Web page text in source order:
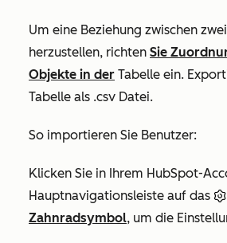
Um eine Beziehung zwischen
herzustellen, richten Sie
Objekte in der Tabelle ein.
Tabelle als .csv Datei.
So importieren Sie Benutzer:
Klicken Sie in Ihrem HubSpot-
Hauptnavigationsleiste auf das
Zahnradsymbol, um die